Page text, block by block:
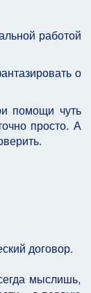
работой
о
помощи чуть
просто. А
договор.
мыслишь,